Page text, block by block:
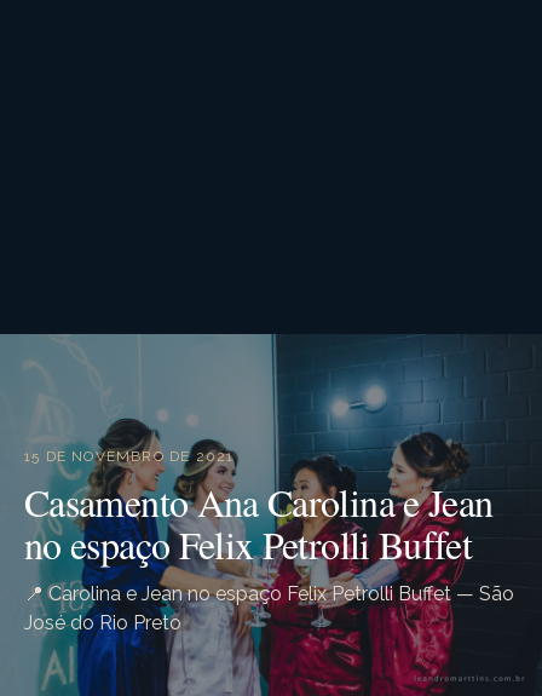
15 DE NOVEMBRO DE 2021
Casamento Ana Carolina e Jean
no espaço Felix Petrolli Buffet
📍 Carolina e Jean no espaço Felix Petrolli Buffet — São
José do Rio Preto